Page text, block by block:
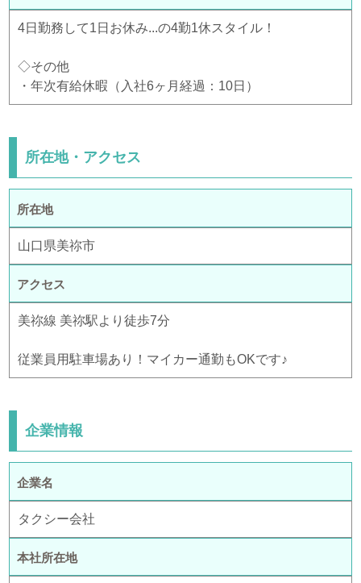
4日勤務して1日お休み...の4勤1休スタイル！
◇その他
・年次有給休暇（入社6ヶ月経過：10日）
所在地・アクセス
所在地
山口県美祢市
アクセス
美祢線 美祢駅より徒歩7分
従業員用駐車場あり！マイカー通勤もOKです♪
企業情報
企業名
タクシー会社
本社所在地